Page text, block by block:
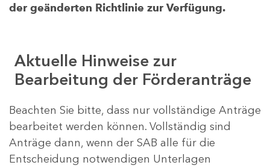
der geänderten Richtlinie zur Verfügung.
Aktuelle Hinweise zur
Bearbeitung der Förderanträge
Beachten Sie bitte, dass nur vollständige Anträge
bearbeitet werden können. Vollständig sind
Anträge dann, wenn der SAB alle für die
Entscheidung notwendigen Unterlagen